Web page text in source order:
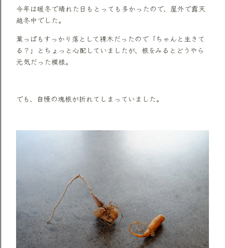
今年は暖冬で晴れた日もとっても多かったので、屋外で露天
越冬中でした。
葉っぱもすっかり落として裸木だったので「ちゃんと生きて
る？」とちょっと心配していましたが、根をみるとどうやら
元気だった模様。
でも、自慢の塊根が折れてしまっていました。